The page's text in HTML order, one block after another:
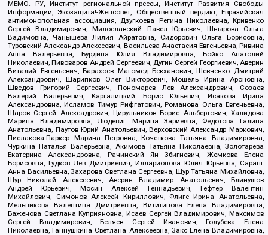
МЕМО. РУ, Институт региональной прессы, Институт Развития Свободы
Информации, Экозащита!-Женсовет, Общественный вердикт, Евразийская
антимонопольная ассоциация, Дзугкоева Регина Николаевна, Кривенко
Сергей Владимирович, Милославский Павел Юрьевич, Шнырова Ольга
Вадимовна, Чанышева Лилия Айратовна, Сидорович Ольга Борисовна,
Туровский Александр Алексеевич, Васильева Анастасия Евгеньевна, Ривина
Анна Валерьевна, Бурдина Юлия Владимировна, Бойко Анатолий
Николаевич, Пивоваров Андрей Сергеевич, Дугин Сергей Георгиевич, Аверин
Виталий Евгеньевич, Барахоев Магомед Бекханович, Шевченко Дмитрий
Александрович, Шарипков Олег Викторович, Мошель Ирина Ароновна,
Шведов Григорий Сергеевич, Пономарев Лев Александрович, Созаев
Валерий Валерьевич, Каргалицкий Борис Юльевич, Исакова Ирина
Александровна, Исламов Тимур Рифгатович, Романова Ольга Евгеньевна,
Щаров Сергей Алексадрович, Цирульников Борис Альбертович, Халидова
Марина Владимировна, Людевиг Марина Зариевна, Федотова Галина
Анатольевна, Паутов Юрий Анатольевич, Верховский Александр Маркович,
Пислакова-Паркер Марина Петровна, Кочеткова Татьяна Владимировна,
Чуркина Наталья Валерьевна, Акимова Татьяна Николаевна, Золотарева
Екатерина Александровна, Рачинский Ян Збигневич, Жемкова Елена
Борисовна, Гудков Лев Дмитриевич, Илларионова Юлия Юрьевна, Саранг
Анна Васильевна, Захарова Светлана Сергеевна, Щур Татьяна Михайловна,
Щур Николай Алексеевич, Аверин Владимир Анатольевич, Блинушов
Андрей Юрьевич, Мосин Алексей Геннадьевич, Гефтер Валентин
Михайлович, Симонов Алексей Кириллович, Флиге Ирина Анатольевна,
Мельникова Валентина Дмитриевна, Вититинова Елена Владимировна,
Баженова Светлана Куприяновна, Исаев Сергей Владимирович, Максимов
Сергей Владимирович, Беляев Сергей Иванович, Голубева Елена
Николаевна, Ганнушкина Светлана Алексеевна, Закс Елена Владимировна,